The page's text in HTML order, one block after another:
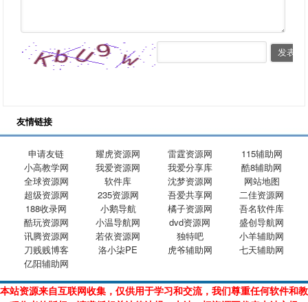
友情链接
申请友链 耀虎资源网 雷霆资源网
115辅助网
小高教学网
我爱资源网 我爱分享库
酷8辅助网
全球资源网
软件库 沈梦资源网
网站地图
超级资源网
235资源网 吾爱共享网
二佳资源网
188收录网
小鹅导航 橘子资源网
吾名软件库
酷玩资源网
小温导航网 dvd资源网
盛创导航网
讯腾资源网
若依资源网 独特吧
小羊辅助网
刀贱贱博客
洛小柒PE 虎爷辅助网
七天辅助网
亿阳辅助网
本站资源来自互联网收集，仅供用于学习和交流，我们尊重任何软件和教